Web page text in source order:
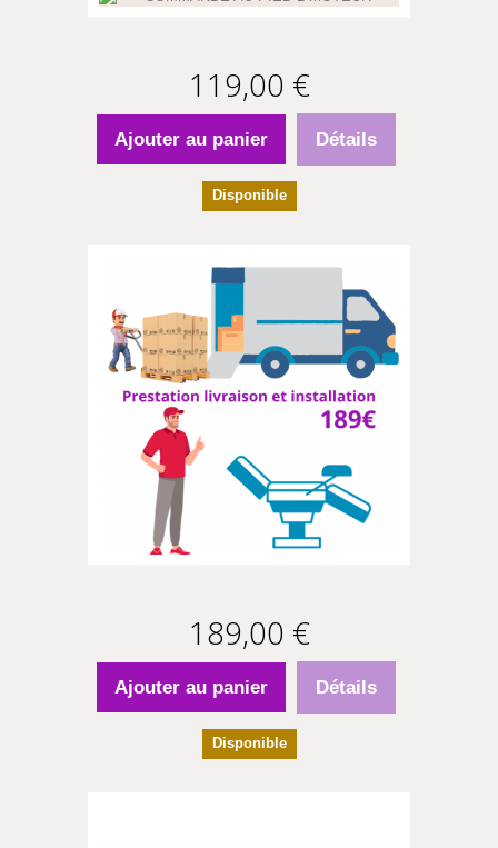
119,00 €
Ajouter au panier Détails
Disponible
189,00 €
Ajouter au panier Détails
Disponible